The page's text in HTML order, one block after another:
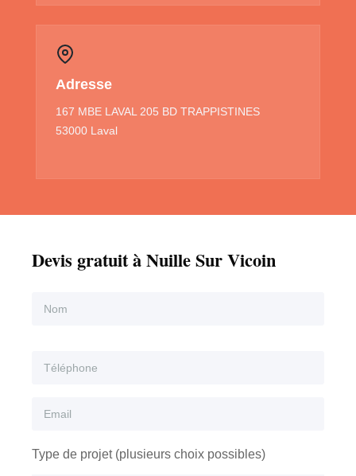
Adresse
167 MBE LAVAL 205 BD TRAPPISTINES
53000 Laval
Devis gratuit à Nuille Sur Vicoin
Type de projet (plusieurs choix possibles)